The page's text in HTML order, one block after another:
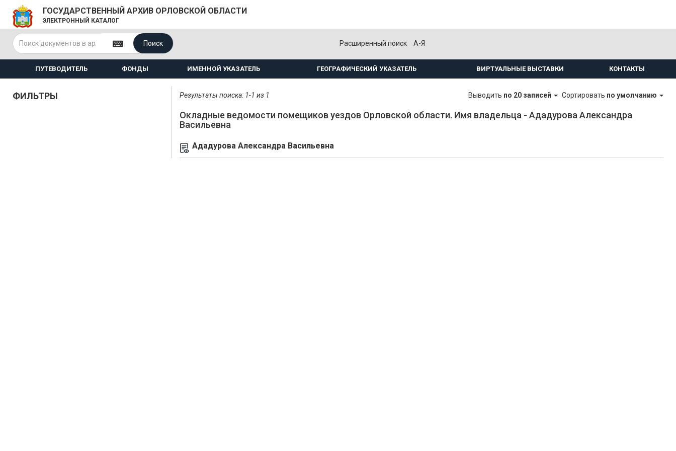
ГОСУДАРСТВЕННЫЙ АРХИВ ОРЛОВСКОЙ ОБЛАСТИ
ЭЛЕКТРОННЫЙ КАТАЛОГ
Поиск Расширенный поиск А-Я
ПУТЕВОДИТЕЛЬ ФОНДЫ ИМЕННОЙ УКАЗАТЕЛЬ ГЕОГРАФИЧЕСКИЙ УКАЗАТЕЛЬ ВИРТУАЛЬНЫЕ ВЫСТАВКИ КОНТАКТЫ
ФИЛЬТРЫ Результаты поиска: 1-1 из 1 Выводить по 20 записей Сортировать по умолчанию
Окладные ведомости помещиков уездов Орловской области. Имя владельца - Ададурова Александра
Васильевна
Ададурова Александра Васильевна